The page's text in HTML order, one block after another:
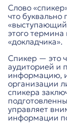
Слово
что буквально
этого
«докладчика».
Спикер — это
аудиторией и
информацию,
организации
спикера
управляет
информации